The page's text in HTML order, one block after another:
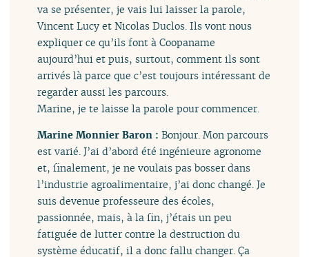
va se présenter, je vais lui laisser la parole,
Vincent Lucy et Nicolas Duclos. Ils vont nous
expliquer ce qu’ils font à Coopaname
aujourd’hui et puis, surtout, comment ils sont
arrivés là parce que c’est toujours intéressant de
regarder aussi les parcours.
Marine, je te laisse la parole pour commencer.
Marine Monnier Baron :Bonjour. Mon parcours
est varié. J’ai d’abord été ingénieure agronome
et, finalement, je ne voulais pas bosser dans
l’industrie agroalimentaire, j’ai donc changé. Je
suis devenue professeure des écoles,
passionnée, mais, à la fin, j’étais un peu
fatiguée de lutter contre la destruction du
système éducatif, il a donc fallu changer. Ça